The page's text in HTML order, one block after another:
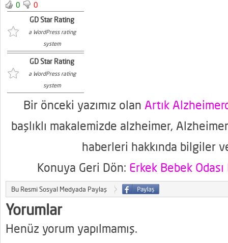
0
0
GD Star Rating
a WordPress rating
system
GD Star Rating
a WordPress rating
system
Bir önceki yazımız olan Artık
başlıklı makalemizde alzheimer,
haberleri hakkında bilgiler
Konuya Geri Dön: Erkek Bebek
Bu Resmi Sosyal Medyada Paylaş
Yorumlar
Henüz yorum yapılmamış.